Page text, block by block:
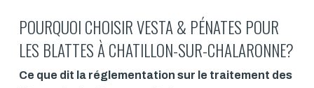
POURQUOI CHOISIR VESTA & PÉNATES POUR
LES BLATTES À CHATILLON-SUR-CHALARONNE?
Ce que dit la réglementation sur le traitement des